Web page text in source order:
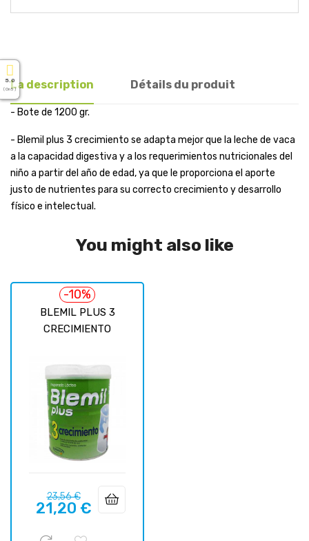
La description Détails du produit
- Bote de 1200 gr.
- Blemil plus 3 crecimiento se adapta mejor que la leche de vaca
a la capacidad digestiva y a los requerimientos nutricionales del
niño a partir del año de edad, ya que le proporciona el aporte
justo de nutrientes para su correcto crecimiento y desarrollo
físico e intelectual.
You might also like
BLEMIL PLUS 3
CRECIMIENTO
-10%
Prix
habituel
23,56 €Prix
21,20 €
5.0
( On 5 )